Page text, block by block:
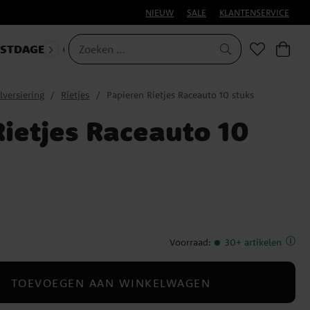
NIEUW SALE KLANTENSERVICE
CARNAVAL
Rietjes Papieren Rietjes Raceauto 10 stuks
Raceauto 10
Voorraad: 30+ artikelen
TOEVOEGEN AAN WINKELWAGEN